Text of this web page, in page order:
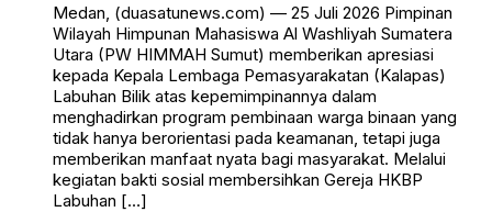
Medan, (duasatunews.com) — 25 Juli 2026 Pimpinan
Wilayah Himpunan Mahasiswa Al Washliyah Sumatera
Utara (PW HIMMAH Sumut) memberikan apresiasi
kepada Kepala Lembaga Pemasyarakatan (Kalapas)
Labuhan Bilik atas kepemimpinannya dalam
menghadirkan program pembinaan warga binaan yang
tidak hanya berorientasi pada keamanan, tetapi juga
memberikan manfaat nyata bagi masyarakat. Melalui
kegiatan bakti sosial membersihkan Gereja HKBP
Labuhan […]